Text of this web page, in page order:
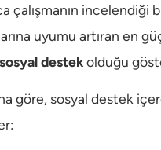
çalışmanın incelendiği
uyumu artıran en
sosyal destekolduğu
göre, sosyal destek